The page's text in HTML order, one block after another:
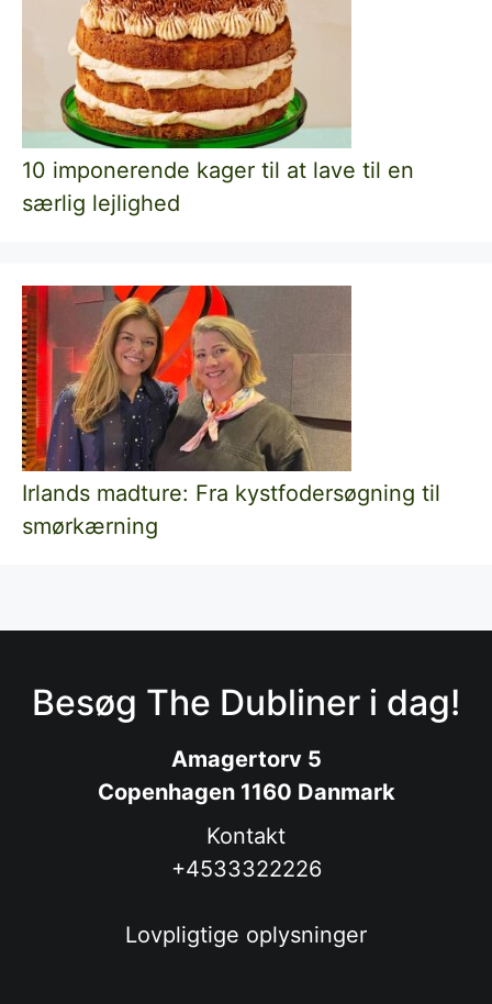
10 imponerende kager til at lave til en
særlig lejlighed
Irlands madture: Fra kystfodersøgning til
smørkærning
Besøg The Dubliner i dag!
Amagertorv 5
Copenhagen 1160 Danmark
Kontakt
+4533322226
Lovpligtige oplysninger